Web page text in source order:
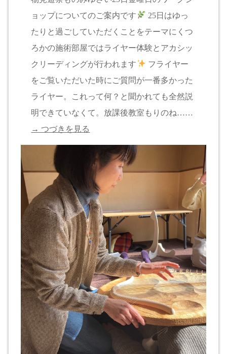
ョップについてのご案内です
25日はゆっ
たりと過ごしていただくことをテーマにくつ
ろかの施術部屋ではライヤー体験とアカシッ
クリーディングが行われます
フライヤー
をご覧いただいた時にご質問が一番多かった
ライヤー。これって何？と聞かれても全然説
明できていなくて。放課後教室もりのね……
→ つづきを見る